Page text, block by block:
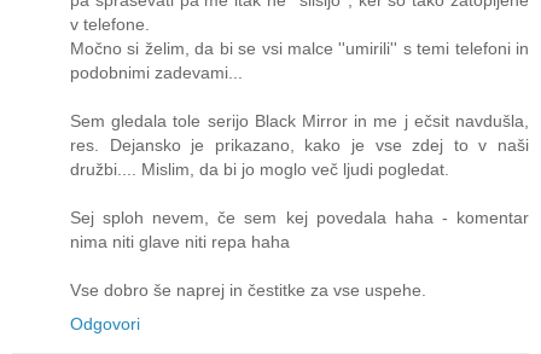
v telefone.
Močno si želim, da bi se vsi malce ''umirili'' s temi telefoni in
podobnimi zadevami...
Sem gledala tole serijo Black Mirror in me j ečsit navdušla,
res. Dejansko je prikazano, kako je vse zdej to v naši
družbi.... Mislim, da bi jo moglo več ljudi pogledat.
Sej sploh nevem, če sem kej povedala haha - komentar
nima niti glave niti repa haha
Vse dobro še naprej in čestitke za vse uspehe.
Odgovori